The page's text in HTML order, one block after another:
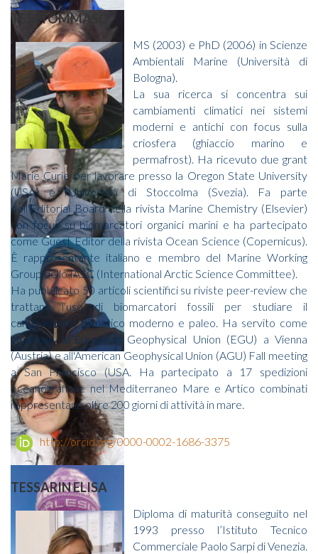
TESI TOMMASO
MS (2003) e PhD (2006) in Scienze
Ambientali Marine (Università di
Bologna).
La sua ricerca si concentra sui
cambiamenti climatici nei sistemi
moderni e antichi con focus sulla
criosfera (ghiaccio marino e
permafrost). Ha ricevuto due grant
Marie Curie per lavorare presso la Oregon State University
(USA) e l'Università di Stoccolma (Svezia). Fa parte
dell'Editorial Board della rivista Marine Chemistry (Elsevier)
con focus su biomarcatori organici marini e ha partecipato
come Guest Editor della rivista Ocean Science (Copernicus).
È rappresentante italiano e membro del Marine Working
Group dello IASC (International Arctic Science Committee).
Ha pubblicato 50 articoli scientifici su riviste peer-review che
trattano l'uso di biomarcatori fossili per studiare il
cambiamento climatico moderno e paleo. Ha servito come
chairman all’European Geophysical Union (EGU) a Vienna
(Austria) e all'American Geophysical Union (AGU) Fall meeting
a San Francisco (USA. Ha partecipato a 17 spedizioni
oceanografiche nel Mediterraneo Mare e Artico combinati
rappresentano oltre 200 giorni di attività in mare.
http://orcid.org/0000-0002-1686-3375
TESSARIN ELISA
Diploma di maturità conseguito nel
1993 presso l’Istituto Tecnico
Commerciale Paolo Sarpi di Venezia.